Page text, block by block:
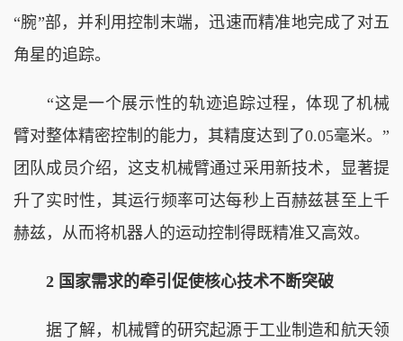
“腕”部，并利用控制末端，迅速而精准地完成了对五
角星的追踪。
“这是一个展示性的轨迹追踪过程，体现了机械
臂对整体精密控制的能力，其精度达到了0.05毫米。”
团队成员介绍，这支机械臂通过采用新技术，显著提
升了实时性，其运行频率可达每秒上百赫兹甚至上千
赫兹，从而将机器人的运动控制得既精准又高效。
2 国家需求的牵引促使核心技术不断突破
据了解，机械臂的研究起源于工业制造和航天领